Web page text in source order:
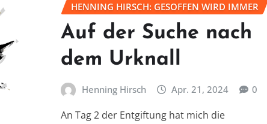
HENNING HIRSCH: GESOFFEN WIRD IMMER
Auf der Suche nach
dem Urknall
Henning Hirsch Apr. 21, 2024 0
An Tag 2 der Entgiftung hat mich die